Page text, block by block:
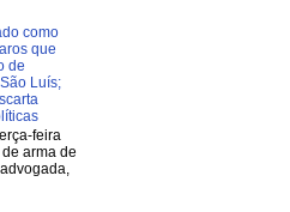
como
que
de
Luís;
feira
arma de